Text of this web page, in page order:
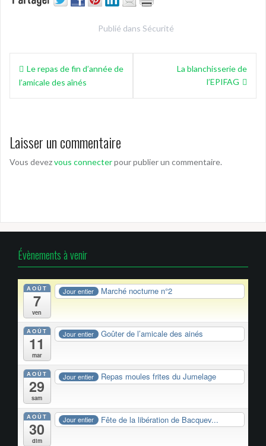
Publié dans Sécurité
Navigation
de Le repas de fin d’année de
l’amicale des aînés
La blanchisserie de
l’EPIFAG
Laisser un commentaire
Vous devezvous connecterpour publier un commentaire.
Évènements à venir
AOÛT
7
ven
Jour entier Marché nocturne n°2
AOÛT
11
mar
Jour entier Goûter de l’amicale des ainés
AOÛT
29
sam
Jour entier Repas moules frites du Jumelage
AOÛT
30
dim
Jour entier Fête de la libération de Bacquev...